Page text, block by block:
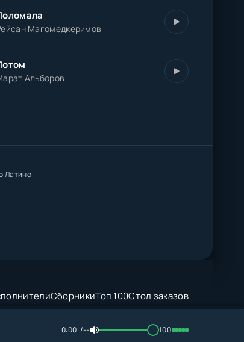
Магомедкеримов
Альборов
Латино
СборникиТоп 100Стол заказов
0:00 -- 100